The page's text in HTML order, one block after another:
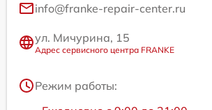
info@franke-repair-center.ru
ул. Мичурина, 15
Адрес сервисного центра FRANKE
Режим работы: